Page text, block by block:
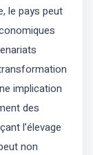
le pays peut
implication
des
l’élevage
non